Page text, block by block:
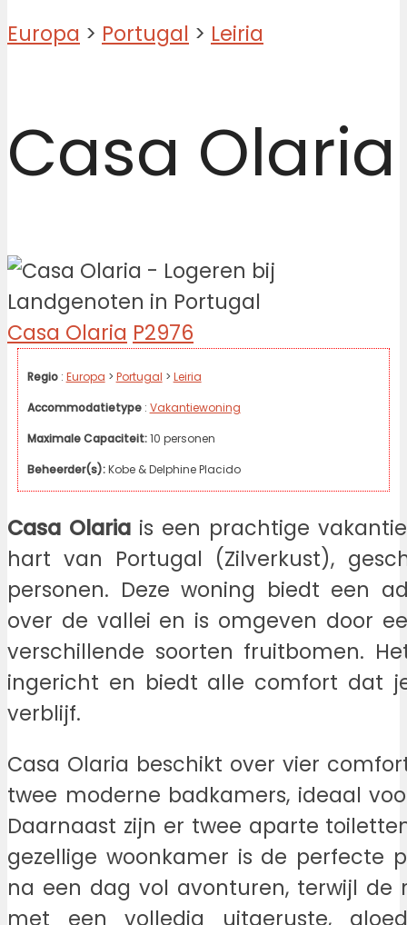
Europa > Portugal > Leiria
Casa Olaria
Casa Olaria P2976
Regio: Europa > Portugal > Leiria
Accommodatietype: Vakantiewoning
Maximale Capaciteit:10 personen
Beheerder(s):Kobe & Delphine Placido
Casa Olaria is een prachtige
hart van Portugal (Zilverkust),
personen. Deze woning biedt een
over de vallei en is omgeven door
verschillende soorten fruitbomen.
ingericht en biedt alle comfort dat
verblijf.
Casa Olaria beschikt over vier
twee moderne badkamers, ideaal
Daarnaast zijn er twee aparte
gezellige woonkamer is de perfecte
na een dag vol avonturen, terwijl de
met een volledig uitgeruste,